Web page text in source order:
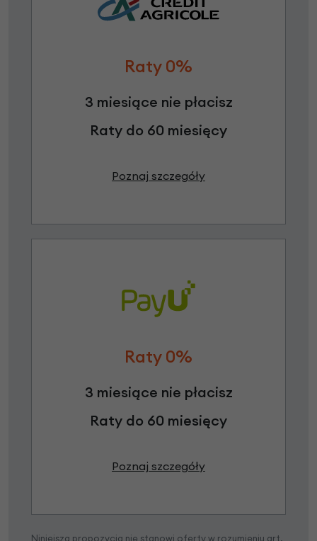
Raty 0%
3 miesiące nie płacisz
Raty do 60 miesięcy
Poznaj szczegóły
Raty 0%
3 miesiące nie płacisz
Raty do 60 miesięcy
Poznaj szczegóły
Niniejsza propozycja nie stanowi oferty w rozumieniu art.